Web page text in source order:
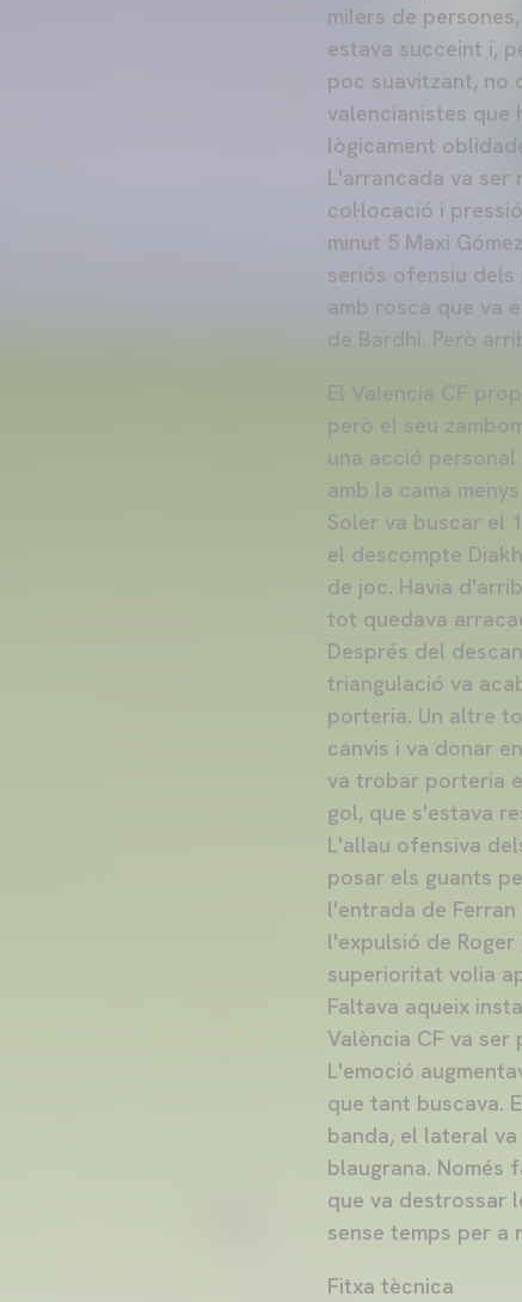
milers de
estava succeint i,
poc suavitzant, no
valencianistes que
lògicament
L'arrancada va ser
col·locació i
minut 5 Maxi
seriós ofensiu dels
amb rosca que va
de Bardhi. Però
El Valencia CF
però el seu
una acció
amb la cama
Soler va buscar el
el descompte
de joc. Havia
tot quedava
Després del
triangulació va
porteria. Un altre
canvis i va donar
va trobar porteria
gol, que s'estava
L'allau ofensiva
posar els guants
l'entrada de
l'expulsió de
superioritat volia
Faltava aqueix
València CF va
L'emoció
que tant buscava.
banda, el lateral
blaugrana. Només
que va destrossar
sense temps per a
Fitxa tècnica